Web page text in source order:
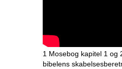
1 Mosebog kapitel 1 og
bibelens